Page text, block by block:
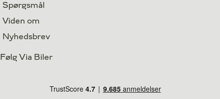
Spørgsmål
Viden om
Nyhedsbrev
Følg Via Biler